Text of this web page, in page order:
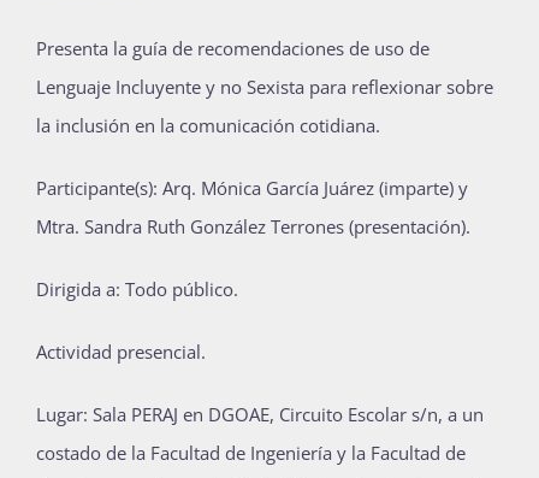
Presenta la guía de recomendaciones de uso de
Lenguaje Incluyente y no Sexista para reflexionar sobre
la inclusión en la comunicación cotidiana.
Participante(s): Arq. Mónica García Juárez (imparte) y
Mtra. Sandra Ruth González Terrones (presentación).
Dirigida a: Todo público.
Actividad presencial.
Lugar: Sala PERAJ en DGOAE, Circuito Escolar s/n, a un
costado de la Facultad de Ingeniería y la Facultad de